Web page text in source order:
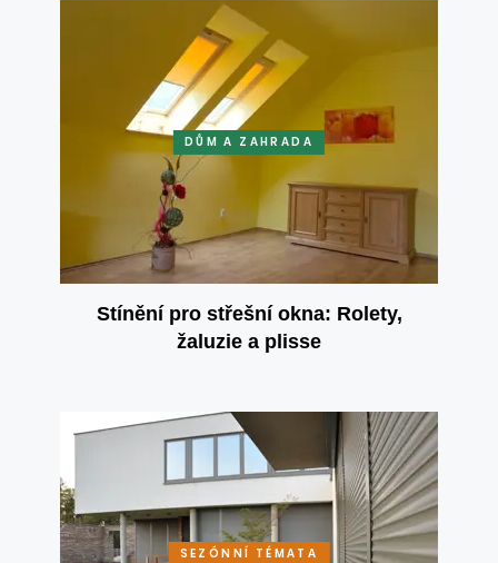
DŮM A ZAHRADA
Stínění pro střešní okna: Rolety,
žaluzie a plisse
SEZÓNNÍ TÉMATA